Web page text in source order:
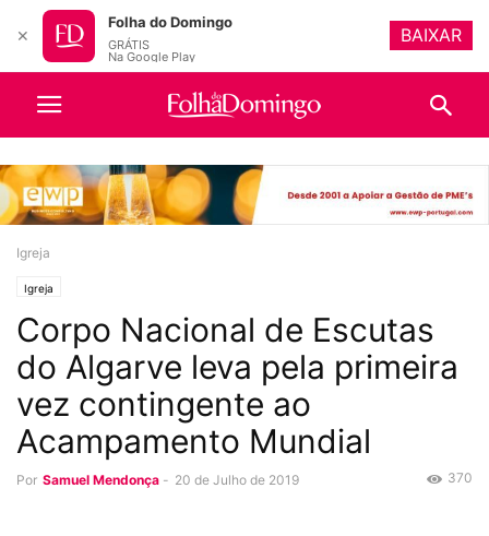
Igreja
Igreja
Corpo Nacional de Escutas
do Algarve leva pela primeira
vez contingente ao
Acampamento Mundial
Por Samuel Mendonça - 20 de Julho de 2019 370
✕
Folha do Domingo
GRÁTIS
Na Google Play
BAIXAR